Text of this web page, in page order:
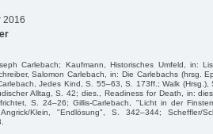
2016
Carlebach; Kaufmann, Historisches Umfeld, in:
Salomon Carlebach, in: Die Carlebachs (hrsg.
Jedes Kind, S. 55–63, S. 173ff.; Walk (Hrsg.),
Alltag, S. 42; dies., Readiness for Death, in:
S. 24–26; Gillis-Carlebach, "Licht in der
Klein, "Endlösung", S. 342–344; Scheffler/